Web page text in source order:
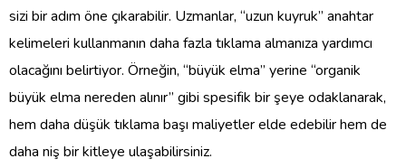
sizi bir adım öne çıkarabilir. Uzmanlar, “uzun kuyruk” anahtar
kelimeleri kullanmanın daha fazla tıklama almanıza yardımcı
olacağını belirtiyor. Örneğin, “büyük elma” yerine “organik
büyük elma nereden alınır” gibi spesifik bir şeye odaklanarak,
hem daha düşük tıklama başı maliyetler elde edebilir hem de
daha niş bir kitleye ulaşabilirsiniz.